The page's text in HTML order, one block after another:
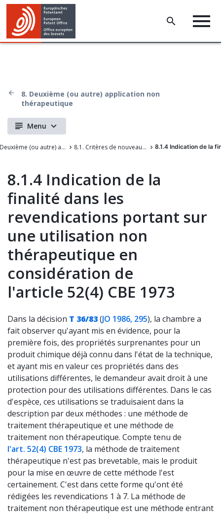
8. Deuxième (ou autre) application non
thérapeutique
Menu
8. Deuxième (ou autre) application non thérapeutique 8.1. Critères de nouveauté pour des revendications portant sur une utilisation et revendications de procédé comportant une caractéristique relative à la finalité 8.1.4 Indication de la
8.1.4 Indication de la
finalité dans les
revendications portant sur
une utilisation non
thérapeutique en
considération de
l'article 52(4) CBE 1973
Dans la décision T 36/83(JO 1986, 295), la chambre a
fait observer qu'ayant mis en évidence, pour la
première fois, des propriétés surprenantes pour un
produit chimique déjà connu dans l'état de la technique,
et ayant mis en valeur ces propriétés dans des
utilisations différentes, le demandeur avait droit à une
protection pour des utilisations différentes. Dans le cas
d'espèce, ces utilisations se traduisaient dans la
description par deux méthodes : une méthode de
traitement thérapeutique et une méthode de
traitement non thérapeutique. Compte tenu de
l'art. 52(4) CBE 1973, la méthode de traitement
thérapeutique n'est pas brevetable, mais le produit
pour la mise en œuvre de cette méthode l'est
certainement. C'est dans cette forme qu'ont été
rédigées les revendications 1 à 7. La méthode de
traitement non thérapeutique est une méthode entrant